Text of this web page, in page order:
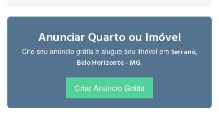
Anunciar Quarto ou Imóvel
Crie seu anúncio grátis e alugue seu imóvel em Serrano,
Belo Horizonte - MG.
Criar Anúncio Grátis